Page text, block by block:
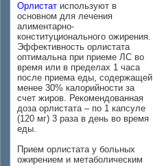
Орлистат используют в
основном для лечения
алиментарно-
конституционального ожирения.
Эффективность орлистата
оптимальна при приеме ЛС во
время или в пределах 1 часа
после приема еды, содержащей
менее 30% калорийности за
счет жиров. Рекомендованная
доза орлистата – по 1 капсуле
(120 мг) 3 раза в день во время
еды.
Прием орлистата у больных
ожирением и метаболическим